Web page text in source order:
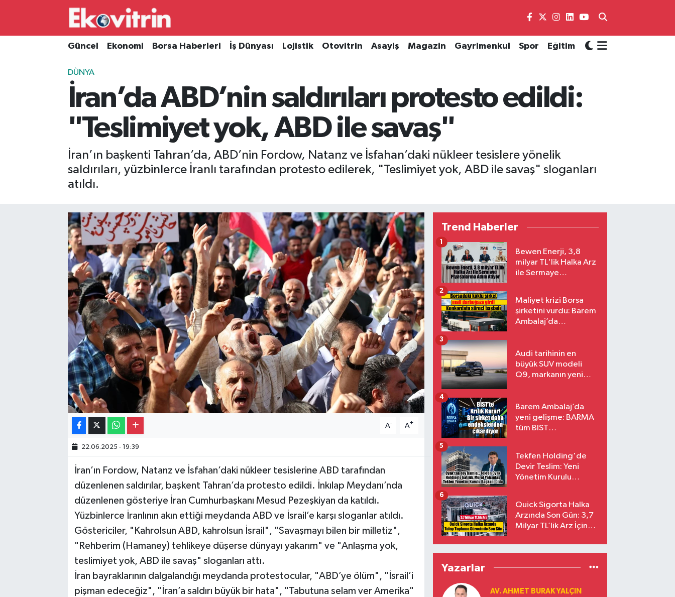
Güncel Ekonomi Borsa Haberleri İş Dünyası Lojistik Otovitrin Asayiş Magazin Gayrimenkul Spor Eğitim
DÜNYA
İran’da ABD’nin saldırıları protesto edildi:
"Teslimiyet yok, ABD ile savaş"
İran’ın başkenti Tahran’da, ABD’nin Fordow, Natanz ve İsfahan’daki nükleer tesislere yönelik
saldırıları, yüzbinlerce İranlı tarafından protesto edilerek, "Teslimiyet yok, ABD ile savaş" sloganları
atıldı.
A- A+
22.06.2025 - 19:39
İran’ın Fordow, Natanz ve İsfahan’daki nükleer tesislerine ABD tarafından
düzenlenen saldırılar, başkent Tahran’da protesto edildi. İnkılap Meydanı’nda
düzenlenen gösteriye İran Cumhurbaşkanı Mesud Pezeşkiyan da katıldı.
Yüzbinlerce İranlının akın ettiği meydanda ABD ve İsrail’e karşı sloganlar atıldı.
Göstericiler, "Kahrolsun ABD, kahrolsun İsrail", "Savaşmayı bilen bir milletiz",
"Rehberim (Hamaney) tehlikeye düşerse dünyayı yakarım" ve "Anlaşma yok,
teslimiyet yok, ABD ile savaş" sloganları attı.
İran bayraklarının dalgalandığı meydanda protestocular, "ABD’ye ölüm", "İsrail’i
pişman edeceğiz", "İran’a saldırı büyük bir hata", "Tabutuna selam ver Amerika"
Trend Haberler
Bewen Enerji, 3,8
milyar TL'lik Halka Arz
ile Sermaye
1
Maliyet krizi Borsa
şirketini vurdu: Barem
Ambalaj’da
2
Audi tarihinin en
büyük SUV modeli
Q9, markanın yeni
3
Barem Ambalaj’da
yeni gelişme: BARMA
tüm BIST
4
Tekfen Holding'de
Devir Teslim: Yeni
Yönetim Kurulu
5
Quick Sigorta Halka
Arzında Son Gün: 3,7
Milyar TL’lik Arz İçin
Eriyor
6
Yazarlar
AV. AHMET BURAK YALÇIN
Güncel
Borsa Haberleri
Gayrimenkul
Hava Durumu
Süper Lig Puan Durumu ve Fikstür
Tüm Manşetler
Son Dakika Haberleri
Haber Arşivi